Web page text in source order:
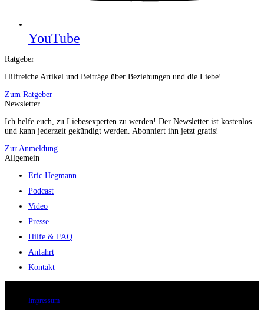
YouTube
Ratgeber
Hilfreiche Artikel und Beiträge über Beziehungen und die Liebe!
Zum Ratgeber
Newsletter
Ich helfe euch, zu Liebesexperten zu werden! Der Newsletter ist kostenlos
und kann jederzeit gekündigt werden. Abonniert ihn jetzt gratis!
Zur Anmeldung
Allgemein
Eric Hegmann
Podcast
Video
Presse
Hilfe & FAQ
Anfahrt
Kontakt
Impressum